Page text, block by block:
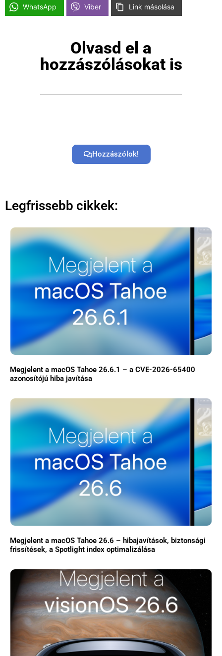
WhatsApp Viber Link másolása
Olvasd el a
hozzászólásokat is
Hozzászólok!
Legfrissebb cikkek:
Megjelent a macOS Tahoe 26.6.1 – a CVE-2026-65400
azonosítójú hiba javítása
Megjelent a macOS Tahoe 26.6 – hibajavítások, biztonsági
frissítések, a Spotlight index optimalizálása
Főoldal
GYIK